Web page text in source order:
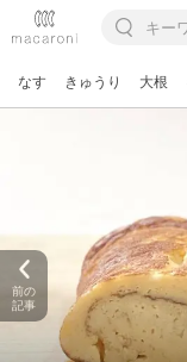
なす きゅうり 大根
前の
記事